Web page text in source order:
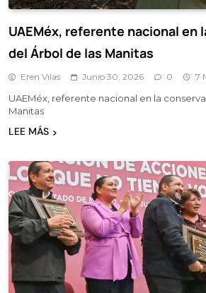
UAEMéx, referente nacional en
del Árbol de las Manitas
Eren Vilas Junio 30, 2026 0 7
UAEMéx, referente nacional en la
Manitas
LEE MÁS